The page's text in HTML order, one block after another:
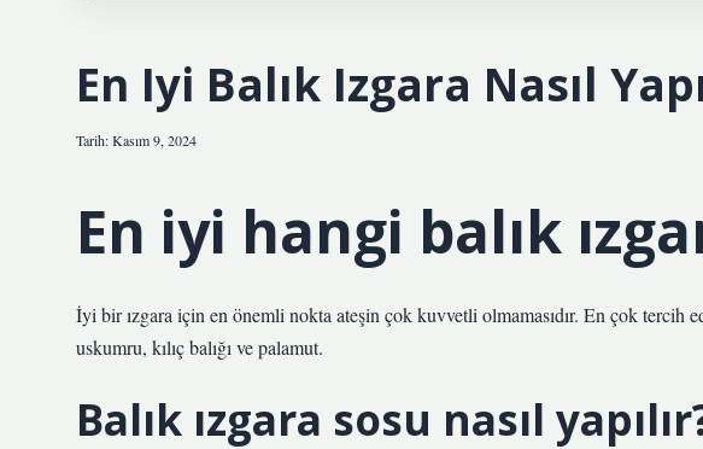
En Iyi Balık Izgara Nasıl
Tarih: Kasım 9, 2024
En iyi hangi balık
İyi bir ızgara için en önemli nokta ateşin çok kuvvetli olmamasıdır. En çok tercih
uskumru, kılıç balığı ve palamut.
Balık ızgara sosu nasıl